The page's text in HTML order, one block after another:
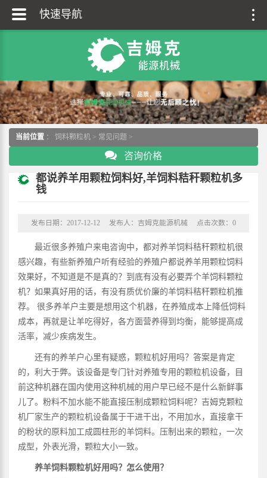
当前位置： 饲料颗粒机> 常见问题 >
咨询价格
都说养羊用颗粒饲料好,羊饲料秸秆颗粒机多
钱
发布日期：2017-12-12 发布人：吉姆克能源机械 点击次数： 0
最近很多养殖户来电咨询中，都对养羊饲料秸秆颗粒机很
感兴趣，有些新养殖户听有经验的养殖户都说养羊用颗粒饲料
效果好，不知道是不是真的？到底有没有必要弄个羊饲料颗粒
机？如果真好用的话，有没有质优价廉的羊饲料秸秆颗粒机推
荐。 很多养羊户主要是想用这个机器，在养殖成本上降低饲料
成本，再就是让羊吃得好，各方面营养得到均衡，能够提高成
活率，减少疾病发生。
还有的养羊户心里有疑惑，颗粒机好用吗？答案是肯定
的，利大于弊。该设备是专门针对养殖专用的颗粒机设备，目
前这种机器在国内使用这种机械的用户早已经不是什么新鲜事
儿了。粉料不加水能不能直接压制成颗粒饲料呢？吉姆克颗粒
机厂家生产的颗粒机设备属于干进干出，不用加水，直接拿干
的粉状的原料加工成圆柱形的羊饲料。压制出来的颗粒，一次
成型，外表光滑，颗粒大小一致。
养羊饲料颗粒机好用吗？怎么使用？
快速导航